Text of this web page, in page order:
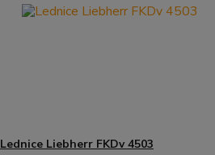
Lednice Liebherr FKDv 4503